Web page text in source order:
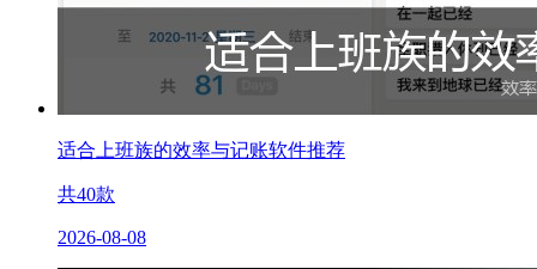
适合上班族的效率与记账软件推荐
共40款
2026-08-08